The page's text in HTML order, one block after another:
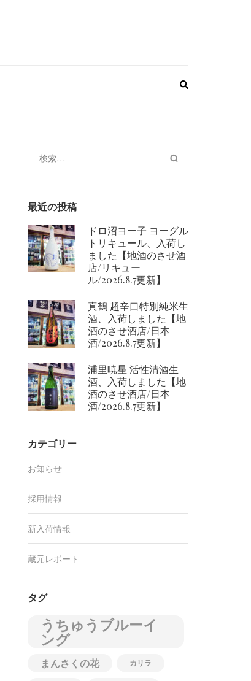
検
索:
最近の投稿
ドロ沼ヨー子 ヨーグル
トリキュール、入荷し
ました【地酒のさせ酒
店/リキュー
ル/2026.8.7更新】
真鶴 超辛口特別純米生
酒、入荷しました【地
酒のさせ酒店/日本
酒/2026.8.7更新】
浦里暁星 活性清酒生
酒、入荷しました【地
酒のさせ酒店/日本
酒/2026.8.7更新】
カテゴリー
お知らせ
採用情報
新入荷情報
蔵元レポート
タグ
うちゅうブルーイ
ング
まんさくの花 カリラ